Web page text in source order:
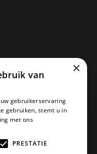
Haaren
76419304
×
van
gebruikerservaring
gebruiken, stemt u in
met ons
PRESTATIE